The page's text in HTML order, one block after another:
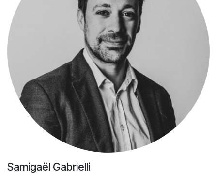
Samigaël Gabrielli